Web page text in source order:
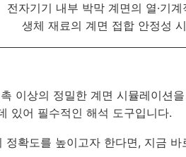
전자기기 내부 박막 계면의 열·기
생체 재료의 계면 접합 안정성
이상의 정밀한 계면 시뮬레이션
있어 필수적인 해석 도구입니다.
확도를 높이고자 한다면, 지금 바